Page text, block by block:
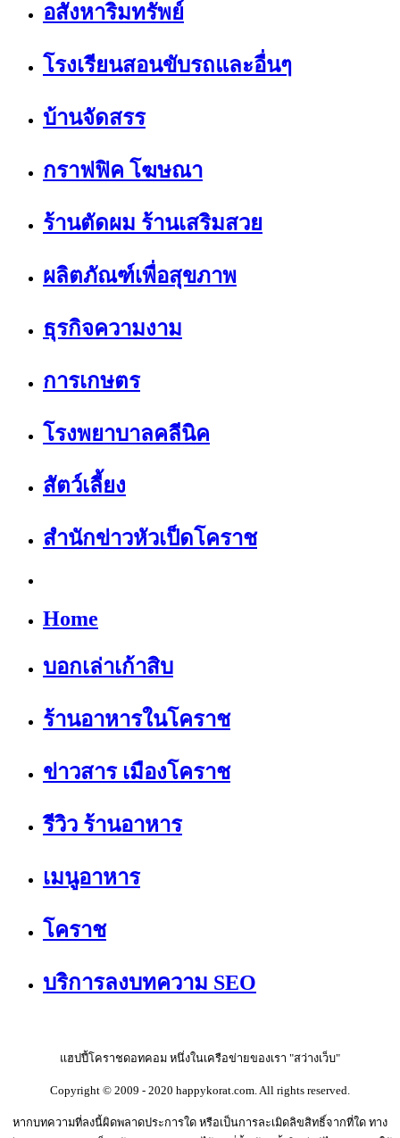
อสังหาริมทรัพย์
โรงเรียนสอนขับรถและอื่นๆ
บ้านจัดสรร
กราฟฟิค โฆษณา
ร้านตัดผม ร้านเสริมสวย
ผลิตภัณฑ์เพื่อสุขภาพ
ธุรกิจความงาม
การเกษตร
โรงพยาบาลคลีนิค
สัตว์เลี้ยง
สำนักข่าวหัวเป็ดโคราช
Home
บอกเล่าเก้าสิบ
ร้านอาหารในโคราช
ข่าวสาร เมืองโคราช
รีวิว ร้านอาหาร
เมนูอาหาร
โคราช
บริการลงบทความ SEO
แฮปปี้โคราชดอทคอม หนึ่งในเครือข่ายของเรา "สว่างเว็บ"
Copyright © 2009 - 2020 happykorat.com. All rights reserved.
หากบทความที่ลงนี้ผิดพลาดประการใด หรือเป็นการละเมิดลิขสิทธิ์จากที่ใด ทาง